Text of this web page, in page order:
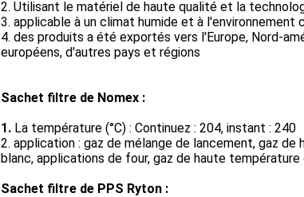
2. Utilisant le matériel de haute qualité et la
3. applicable à un climat humide et à l'environnement
4. des produits a été exportés vers l'Europe, Nord-
européens, d'autres pays et régions
Sachet filtre de Nomex :
1. La température (°C) : Continuez : 204, instant : 240
2. application : gaz de mélange de lancement, gaz de
blanc, applications de four, gaz de haute
Sachet filtre de PPS Ryton :